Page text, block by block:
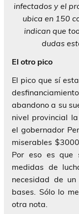
infectados y el
ubica en 150
indican que
dudas
El otro pico
El pico que sí
abandono a su
nivel provincial
el gobernador
miserables
Por eso es que
medidas de
necesidad de
bases. Sólo lo
otra nota.